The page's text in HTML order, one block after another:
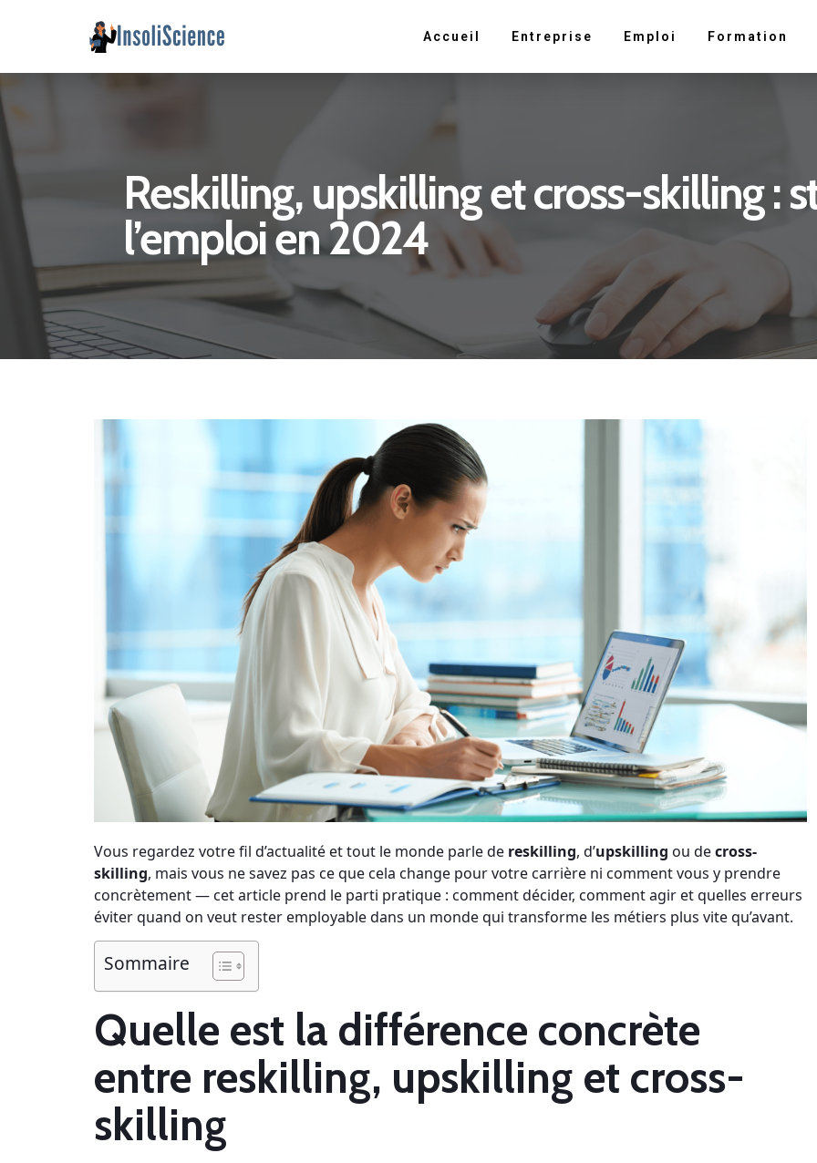
Accueil Entreprise Emploi Formation
Reskilling, upskilling et cross-skilling :
l’emploi en 2024
Vous regardez votre fil d’actualité et tout le monde parle de reskilling, d’upskilling ou decross-
skilling, mais vous ne savez pas ce que cela change pour votre carrière ni comment vous y prendre
concrètement — cet article prend le parti pratique : comment décider, comment agir et quelles erreurs
éviter quand on veut rester employable dans un monde qui transforme les métiers plus vite qu’avant.
Sommaire
Quelle est la différence concrète
entre reskilling, upskilling et cross-
skilling